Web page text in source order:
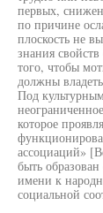
первых,
по причине
плоскость не
знания
того, чтобы
должны
Под
которое
ассоциаций»
быть
имени к
социальной